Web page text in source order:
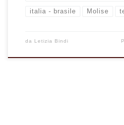
italia - brasile Molise
da Letizia Bindi